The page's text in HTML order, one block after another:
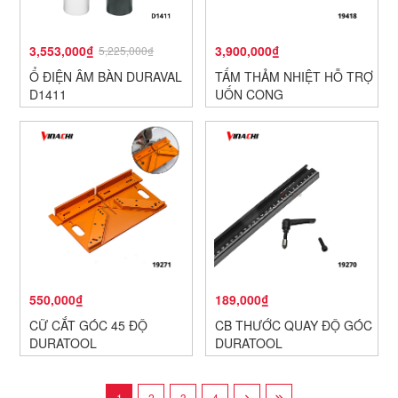
3,553,000₫ 5,225,000₫
Ổ ĐIỆN ÂM BÀN DURAVAL
D1411
3,900,000₫
TẤM THẢM NHIỆT HỖ TRỢ
UỐN CONG
550,000₫
CỮ CẮT GÓC 45 ĐỘ
DURATOOL
189,000₫
CB THƯỚC QUAY ĐỘ GÓC
DURATOOL